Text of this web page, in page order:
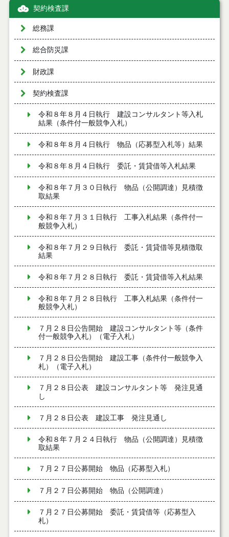
契約検査課
総務課
総合防災課
財政課
契約検査課
令和８年８月４日執行 建設コンサルタント等入札
結果（条件付一般競争入札）
令和８年８月４日執行 物品（応募型入札等）結果
令和８年８月４日執行 委託・賃貸借等入札結果
令和８年７月３０日執行 物品（公開調達）見積徴
取結果
令和８年７月３１日執行 工事入札結果（条件付一
般競争入札）
令和８年７月２９日執行 委託・賃貸借等見積徴取
結果
令和８年７月２８日執行 委託・賃貸借等入札結果
令和８年７月２８日執行 工事入札結果（条件付一
般競争入札）
７月２８日公告開始 建設コンサルタント等（条件
付一般競争入札）（電子入札）
７月２８日公告開始 建設工事（条件付一般競争入
札）（電子入札）
７月２８日公表 建設コンサルタント等 発注見通
し
７月２８日公表 建設工事 発注見通し
令和８年７月２４日執行 物品（公開調達）見積徴
取結果
７月２７日公募開始 物品（応募型入札）
７月２７日公募開始 物品（公開調達）
７月２７日公募開始 委託・賃貸借等（応募型入
札）